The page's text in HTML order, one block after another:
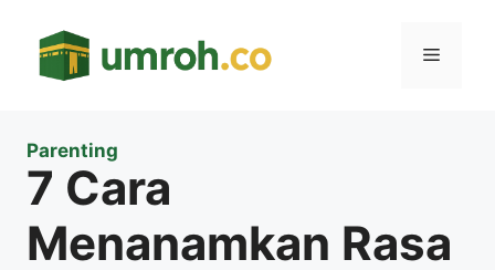
Menu
Parenting
7 Cara
Menanamkan Rasa